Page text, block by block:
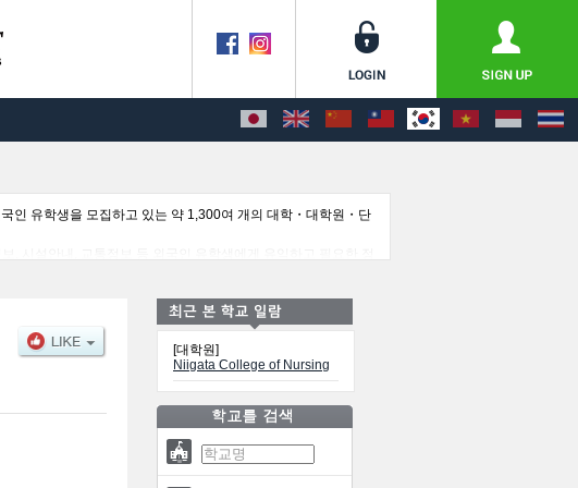
인 유학생을 모집하고 있는 약 1,300여 개의 대학・대학원・단
, 시설안내, 교통정보 등 외국인 유학생에게 유익하고 필요한 정
[대학원]
Niigata College of Nursing